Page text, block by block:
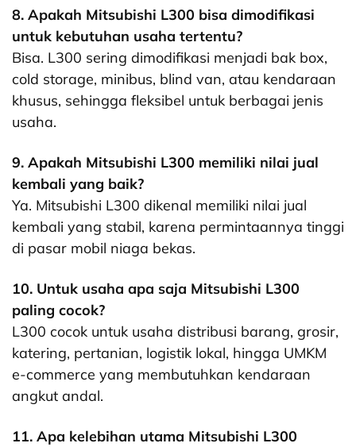
8. Apakah Mitsubishi L300 bisa dimodifikasi
untuk kebutuhan usaha tertentu?
Bisa. L300 sering dimodifikasi menjadi bak box,
cold storage, minibus, blind van, atau kendaraan
khusus, sehingga fleksibel untuk berbagai jenis
usaha.
9. Apakah Mitsubishi L300 memiliki nilai jual
kembali yang baik?
Ya. Mitsubishi L300 dikenal memiliki nilai jual
kembali yang stabil, karena permintaannya tinggi
di pasar mobil niaga bekas.
10. Untuk usaha apa saja Mitsubishi L300
paling cocok?
L300 cocok untuk usaha distribusi barang, grosir,
katering, pertanian, logistik lokal, hingga UMKM
e-commerce yang membutuhkan kendaraan
angkut andal.
11. Apa kelebihan utama Mitsubishi L300